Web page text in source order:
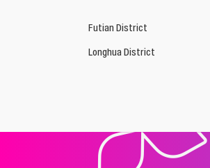
Futian District
Longhua District